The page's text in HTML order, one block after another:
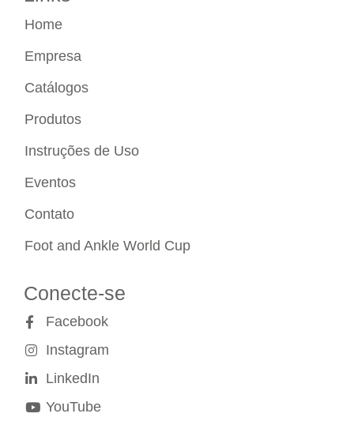
Home
Empresa
Catálogos
Produtos
Instruções de Uso
Eventos
Contato
Foot and Ankle World Cup
Conecte-se
Facebook
Instagram
LinkedIn
YouTube